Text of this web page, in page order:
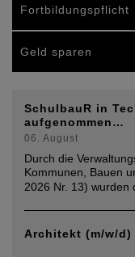
Fortbildungspflicht
Geld sparen
SchulbauR in
aufgenommen…
06. August
Durch die
Kommunen, Bauen
2026 Nr. 13) wurden
Architekt (m/w/